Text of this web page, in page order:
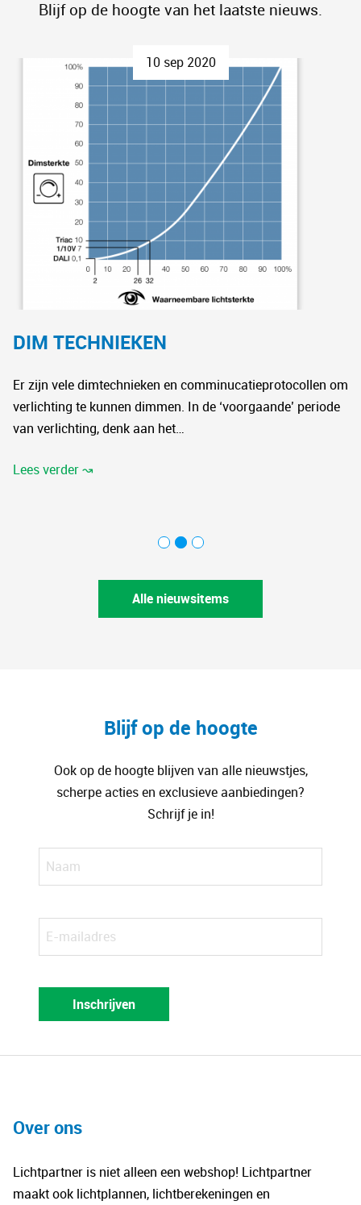
Blijf op de hoogte van het laatste nieuws.
10 sep 2020
DIM TECHNIEKEN
Er zijn vele dimtechnieken en comminucatieprotocollen om
verlichting te kunnen dimmen. In de ‘voorgaande’ periode
van verlichting, denk aan het…
Lees verder ↝
Alle nieuwsitems
Blijf op de hoogte
Ook op de hoogte blijven van alle nieuwstjes,
scherpe acties en exclusieve aanbiedingen?
Schrijf je in!
Naam
E-
mailadres
Inschrijven
Over ons
Lichtpartner is niet alleen een webshop! Lichtpartner
maakt ook lichtplannen, lichtberekeningen en